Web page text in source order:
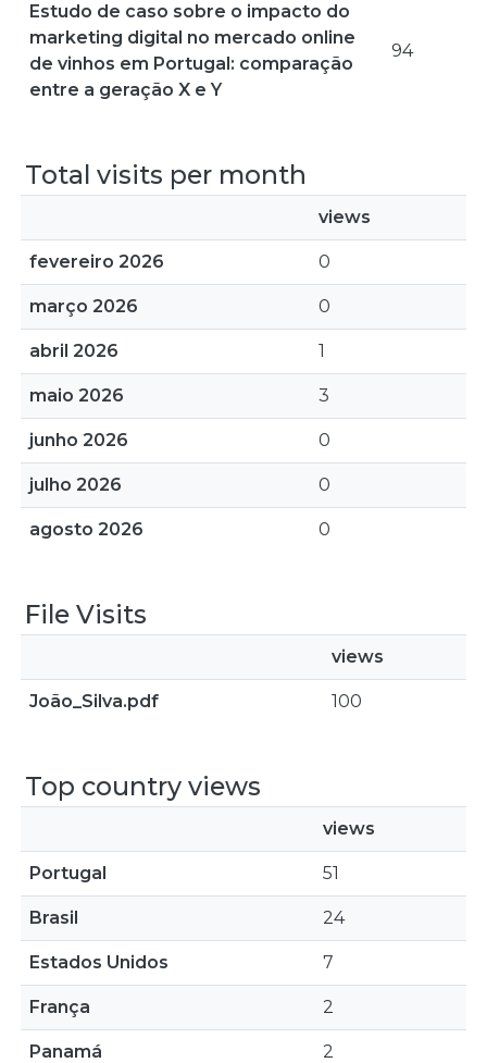
Estudo de caso sobre o impacto do
marketing digital no mercado online
de vinhos em Portugal: comparação
entre a geração X e Y
94
Total visits per month
views
fevereiro 2026 0
março 2026 0
abril 2026 1
maio 2026 3
junho 2026 0
julho 2026 0
agosto 2026 0
File Visits
views
João_Silva.pdf 100
Top country views
views
Portugal 51
Brasil 24
Estados Unidos 7
França 2
Panamá 2